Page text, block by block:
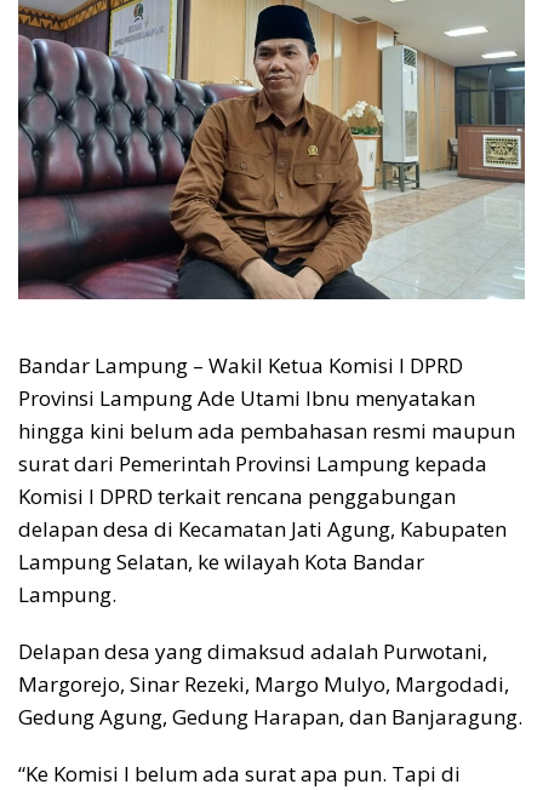
Bandar Lampung – Wakil Ketua Komisi I DPRD
Provinsi Lampung Ade Utami Ibnu menyatakan
hingga kini belum ada pembahasan resmi maupun
surat dari Pemerintah Provinsi Lampung kepada
Komisi I DPRD terkait rencana penggabungan
delapan desa di Kecamatan Jati Agung, Kabupaten
Lampung Selatan, ke wilayah Kota Bandar
Lampung.
Delapan desa yang dimaksud adalah Purwotani,
Margorejo, Sinar Rezeki, Margo Mulyo, Margodadi,
Gedung Agung, Gedung Harapan, dan Banjaragung.
“Ke Komisi I belum ada surat apa pun. Tapi di